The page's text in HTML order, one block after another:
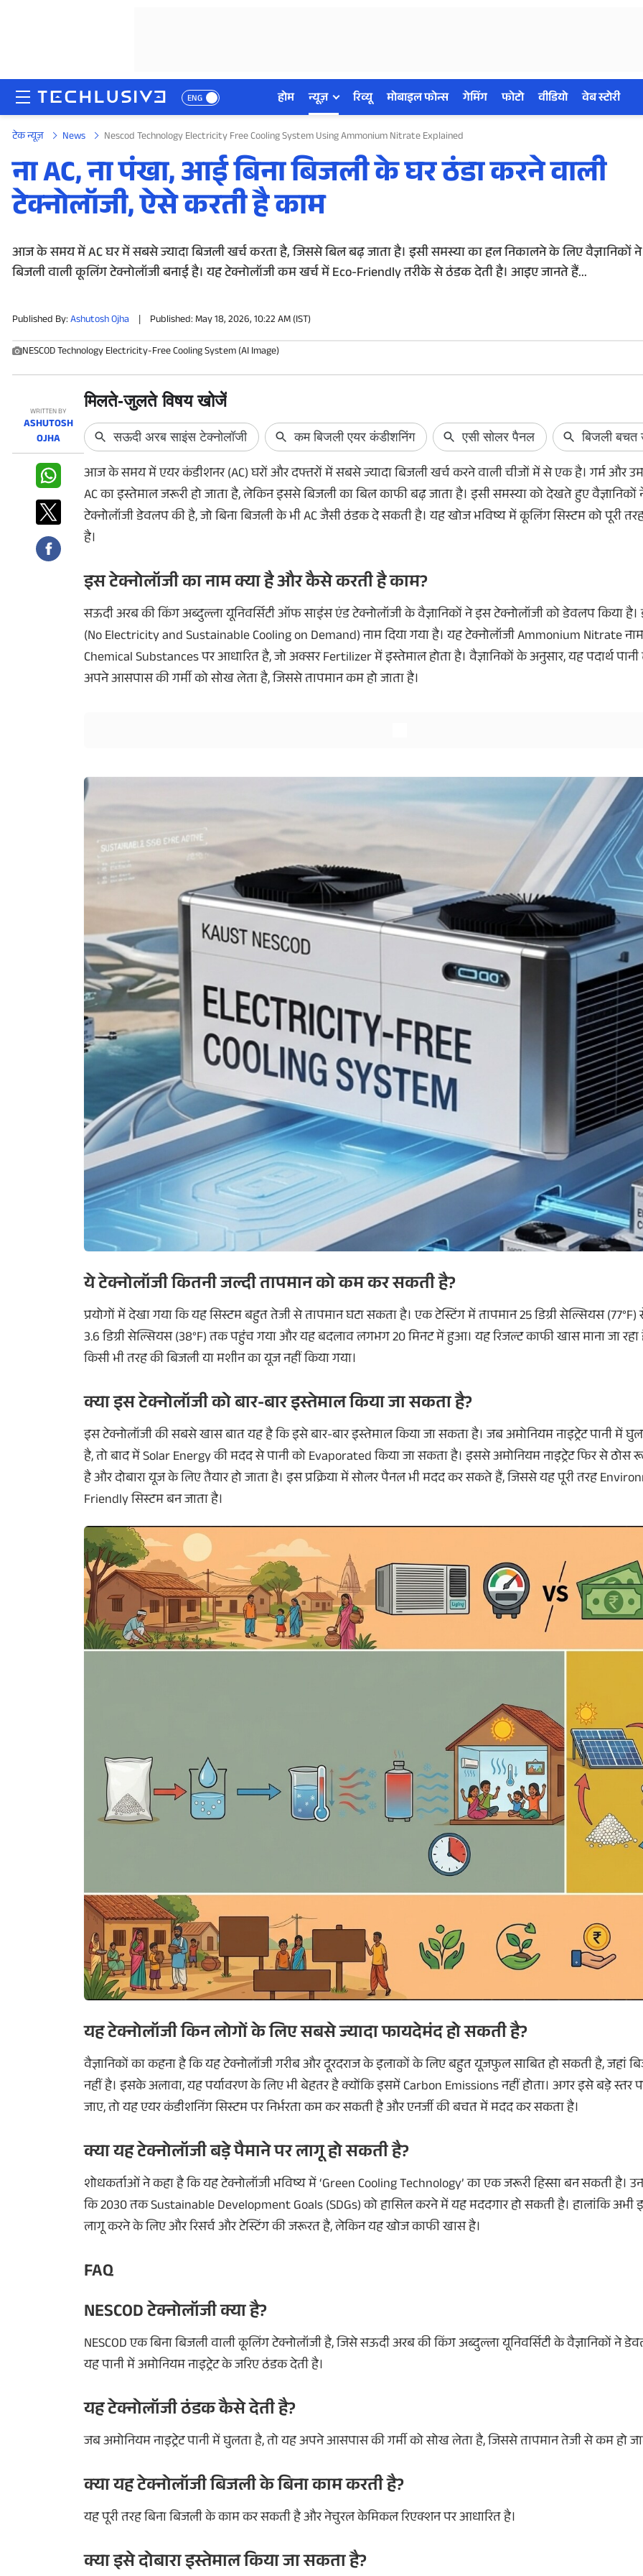
ENG होम न्यूज़ रिव्यू मोबाइल फोन्स गेमिंग फोटो वीडियो वेब स्टोरी
होम
न्यूज़
रिव्यू
मोबाइल फोन्स
फोटो
वीडियो
ऐप्स
डील्स
टेक न्यूज़ News Nescod Technology Electricity Free Cooling System Using Ammonium Nitrate Explained
ना AC, ना पंखा, आई बिना बिजली के घर ठंडा करने वाली
टेक्नोलॉजी, ऐसे करती है काम
आज के समय में AC घर में सबसे ज्यादा बिजली खर्च करता है, जिससे बिल बढ़ जाता है। इसी समस्या का हल निकालने के लिए वैज्ञानिकों
बिजली वाली कूलिंग टेक्नोलॉजी बनाई है। यह टेक्नोलॉजी कम खर्च में Eco-Friendly तरीके से ठंडक देती है। आइए जानते हैं...
Published By:Ashutosh Ojha | Published: May 18, 2026, 10:22 AM (IST)
NESCOD Technology Electricity-Free Cooling System (AI Image)
WRITTEN BY
ASHUTOSH
OJHA
आज के समय में एयर कंडीशनर (AC) घरों और दफ्तरों में सबसे ज्यादा बिजली खर्च करने वाली चीजों में से एक है। गर्म और
AC का इस्तेमाल जरूरी हो जाता है, लेकिन इससे बिजली का बिल काफी बढ़ जाता है। इसी समस्या को देखते हुए
टेक्नोलॉजी डेवलप की है, जो बिना बिजली के भी AC जैसी ठंडक दे सकती है। यह खोज भविष्य में कूलिंग सिस्टम को पूरी
है।
इस टेक्नोलॉजी का नाम क्या है और कैसे करती है काम?
सऊदी अरब की किंग अब्दुल्ला यूनिवर्सिटी ऑफ साइंस एंड टेक्नोलॉजी के वैज्ञानिकों ने इस टेक्नोलॉजी को डेवलप किया है।
(No Electricity and Sustainable Cooling on Demand) नाम दिया गया है। यह टेक्नोलॉजी Ammonium Nitrate
Chemical Substances पर आधारित है, जो अक्सर Fertilizer में इस्तेमाल होता है। वैज्ञानिकों के अनुसार, यह पदार्थ
अपने आसपास की गर्मी को सोख लेता है, जिससे तापमान कम हो जाता है।
ये टेक्नोलॉजी कितनी जल्दी तापमान को कम कर सकती है?
प्रयोगों में देखा गया कि यह सिस्टम बहुत तेजी से तापमान घटा सकता है। एक टेस्टिंग में तापमान 25 डिग्री सेल्सियस
3.6 डिग्री सेल्सियस (38°F) तक पहुंच गया और यह बदलाव लगभग 20 मिनट में हुआ। यह रिजल्ट काफी खास माना जा
किसी भी तरह की बिजली या मशीन का यूज नहीं किया गया।
क्या इस टेक्नोलॉजी को बार-बार इस्तेमाल किया जा सकता है?
इस टेक्नोलॉजी की सबसे खास बात यह है कि इसे बार-बार इस्तेमाल किया जा सकता है। जब अमोनियम नाइट्रेट पानी में
है, तो बाद में Solar Energy की मदद से पानी को Evaporated किया जा सकता है। इससे अमोनियम नाइट्रेट फिर से ठोस
है और दोबारा यूज के लिए तैयार हो जाता है। इस प्रक्रिया में सोलर पैनल भी मदद कर सकते हैं, जिससे यह पूरी तरह
Friendly सिस्टम बन जाता है।
यह टेक्नोलॉजी किन लोगों के लिए सबसे ज्यादा फायदेमंद हो सकती है?
वैज्ञानिकों का कहना है कि यह टेक्नोलॉजी गरीब और दूरदराज के इलाकों के लिए बहुत यूजफुल साबित हो सकती है, जहां
नहीं है। इसके अलावा, यह पर्यावरण के लिए भी बेहतर है क्योंकि इसमें Carbon Emissions नहीं होता। अगर इसे बड़े स्तर
जाए, तो यह एयर कंडीशनिंग सिस्टम पर निर्भरता कम कर सकती है और एनर्जी की बचत में मदद कर सकता है।
क्या यह टेक्नोलॉजी बड़े पैमाने पर लागू हो सकती है?
शोधकर्ताओं ने कहा है कि यह टेक्नोलॉजी भविष्य में ‘Green Cooling Technology’ का एक जरूरी हिस्सा बन सकती है।
कि 2030 तक Sustainable Development Goals (SDGs) को हासिल करने में यह मददगार हो सकती है। हालांकि अभी
लागू करने के लिए और रिसर्च और टेस्टिंग की जरूरत है, लेकिन यह खोज काफी खास है।
FAQ
NESCOD टेक्नोलॉजी क्या है?
NESCOD एक बिना बिजली वाली कूलिंग टेक्नोलॉजी है, जिसे सऊदी अरब की किंग अब्दुल्ला यूनिवर्सिटी के वैज्ञानिकों ने
यह पानी में अमोनियम नाइट्रेट के जरिए ठंडक देती है।
यह टेक्नोलॉजी ठंडक कैसे देती है?
जब अमोनियम नाइट्रेट पानी में घुलता है, तो यह अपने आसपास की गर्मी को सोख लेता है, जिससे तापमान तेजी से कम हो
क्या यह टेक्नोलॉजी बिजली के बिना काम करती है?
यह पूरी तरह बिना बिजली के काम कर सकती है और नेचुरल केमिकल रिएक्शन पर आधारित है।
क्या इसे दोबारा इस्तेमाल किया जा सकता है?
घर नहीं पहुंचा SIR फॉर्म? ऐसे करें
Online डाउनलोड
SIR Form Download: अगर अभी तक BLO ने SIR
फॉर्म नहीं भेजा है... तो आपको और इंतजार करने की
जरूरत नहीं है। आप घर बैठे ऑनलाइन फॉर्म को
डाउनलोड भी कर सकते हैं। यहां जानें कैसे।
Netflix Free: 30
सब्सक्रिप्शन मिल
Netflix अपने चुनिंदा
सब्सक्रिप्शन ऑफर
30 दिन या फिर 15
अगर आपने भी अभी तक